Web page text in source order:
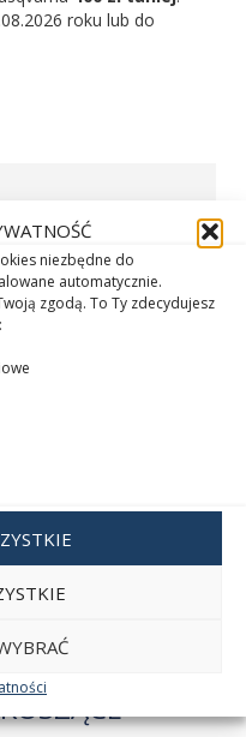
niezbędne do
automatycznie.
zgodą. To Ty zdecydujesz
roku lub do
NA